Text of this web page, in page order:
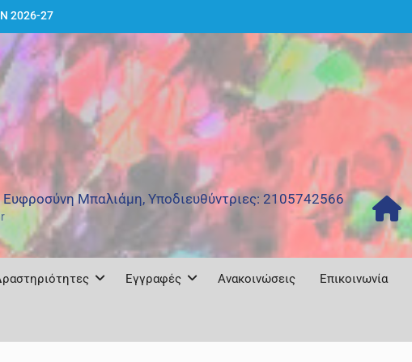
2026-27
Συνέδριο
με θέμα: και
– Έκθεση
2026
Ευφροσύνη Μπαλιάμη, Υποδιευθύντριες: 2105742566
Εγγραφές Ανακοινώσεις Επικοινωνία